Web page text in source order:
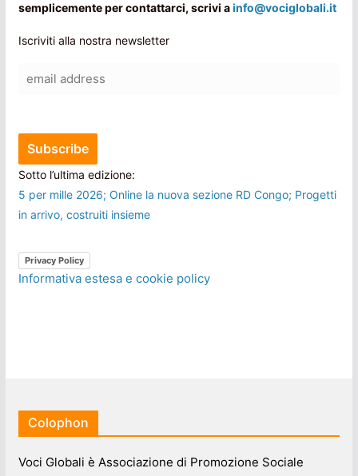
semplicemente per contattarci, scrivi ainfo@vociglobali.it
Iscriviti alla nostra newsletter
Sotto l’ultima edizione:
5 per mille 2026; Online la nuova sezione RD Congo; Progetti
in arrivo, costruiti insieme
Privacy Policy
Informativa estesa e cookie policy
Colophon
Voci Globali è Associazione di Promozione Sociale